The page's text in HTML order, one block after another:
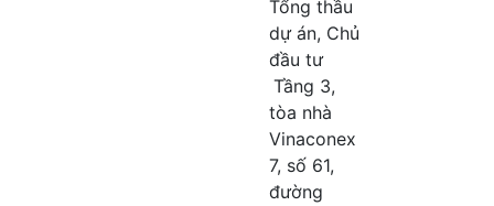
Tổng thầu
dự án, Chủ
đầu tư
Tầng 3,
tòa nhà
Vinaconex
7, số 61,
đường